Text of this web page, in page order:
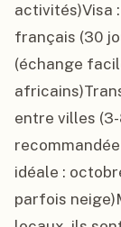
activités)Visa
français (30
(échange
entre villes
idéale :
parfois